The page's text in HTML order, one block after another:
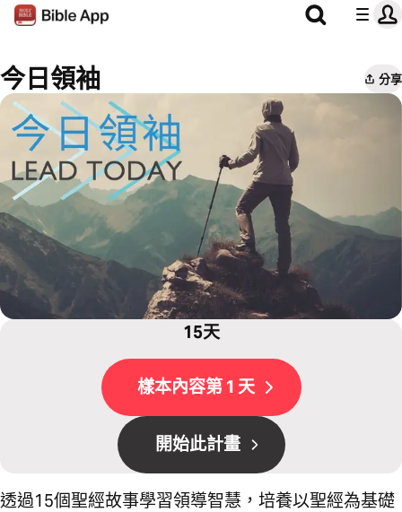
今日領袖 分享
15天
樣本內容第 1 天
開始此計畫
透過15個聖經故事學習領導智慧，培養以聖經為基礎